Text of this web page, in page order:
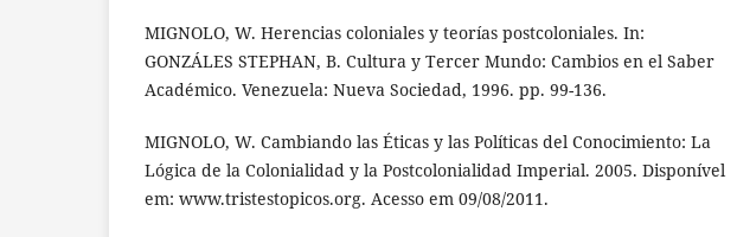
MIGNOLO, W. Herencias coloniales y teorías postcoloniales. In:
GONZÁLES STEPHAN, B. Cultura y Tercer Mundo: Cambios en el Saber
Académico. Venezuela: Nueva Sociedad, 1996. pp. 99-136.
MIGNOLO, W. Cambiando las Éticas y las Políticas del Conocimiento: La
Lógica de la Colonialidad y la Postcolonialidad Imperial. 2005. Disponível
em: www.tristestopicos.org. Acesso em 09/08/2011.